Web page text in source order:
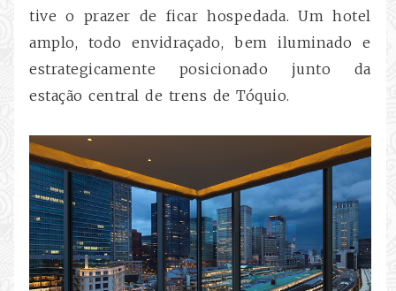
tive o prazer de ficar hospedada. Um hotel
amplo, todo envidraçado, bem iluminado e
estrategicamente posicionado junto da
estação central de trens de Tóquio.